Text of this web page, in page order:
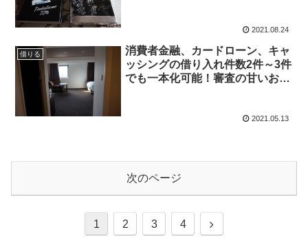
2021.08.24
借りる
消費者金融、カードローン、キャ
ッシングの借り入れ件数2件～3件
でも一本化可能！審査の甘いおま
2021.05.13
次のページ
1 2 3 4
次